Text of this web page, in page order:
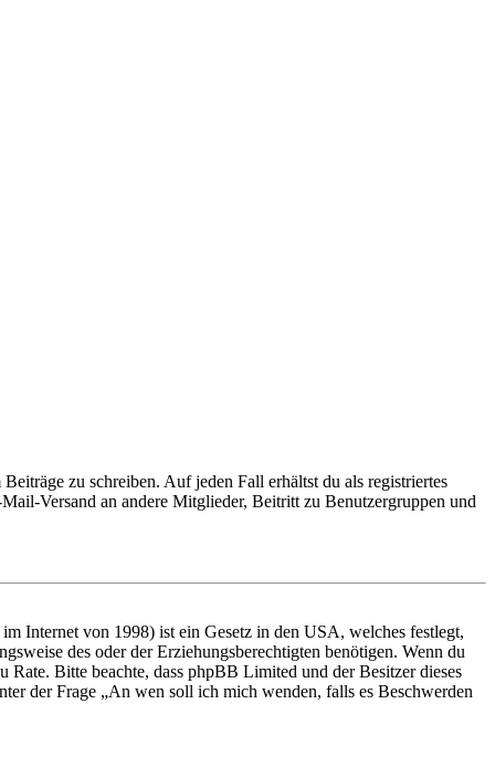
zu schreiben. Auf jeden Fall erhältst du als registriertes
Versand an andere Mitglieder, Beitritt zu Benutzergruppen und
Internet von 1998) ist ein Gesetz in den USA, welches festlegt,
des oder der Erziehungsberechtigten benötigen. Wenn du
Bitte beachte, dass phpBB Limited und der Besitzer dieses
der Frage „An wen soll ich mich wenden, falls es Beschwerden